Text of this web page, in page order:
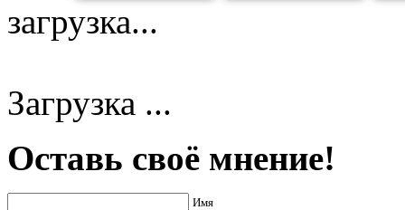
загрузка...
Загрузка ...
Оставь своё мнение!
Имя